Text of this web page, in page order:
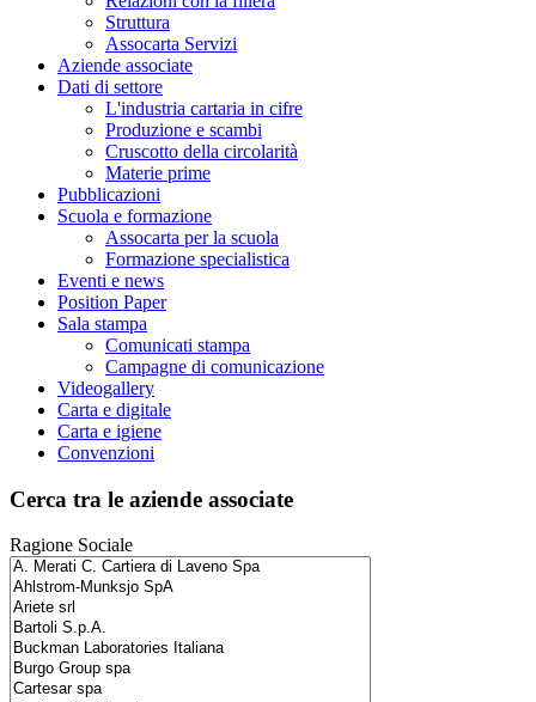
Struttura
Assocarta Servizi
Aziende associate
Dati di settore
L'industria cartaria in cifre
Produzione e scambi
Cruscotto della circolarità
Materie prime
Pubblicazioni
Scuola e formazione
Assocarta per la scuola
Formazione specialistica
Eventi e news
Position Paper
Sala stampa
Comunicati stampa
Campagne di comunicazione
Videogallery
Carta e digitale
Carta e igiene
Convenzioni
Cerca tra le aziende associate
Ragione Sociale